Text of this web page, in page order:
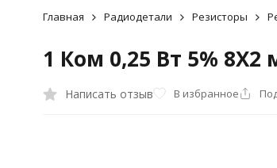
Главная Радиодетали Резисторы
1 Ком 0,25 Вт 5%
Написать отзыв В избранное